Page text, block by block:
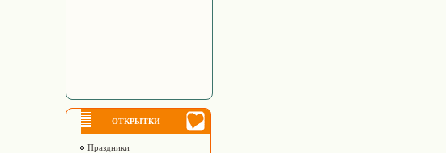
ОТКРЫТКИ
Праздники